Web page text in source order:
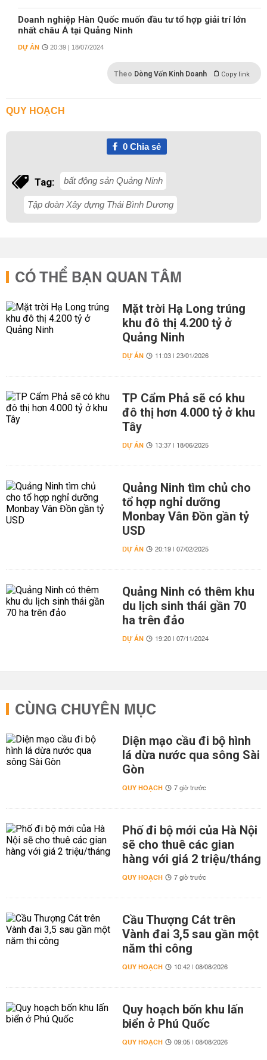
Doanh nghiệp Hàn Quốc muốn đầu tư tổ hợp giải trí lớn
nhất châu Á tại Quảng Ninh
DỰ ÁN 20:39 | 18/07/2024
Theo Dòng Vốn Kinh Doanh Copy link
QUY HOẠCH
0Chia sẻ
Tag: bất động sản Quảng Ninh
Tập đoàn Xây dựng Thái Bình Dương
CÓ THỂ BẠN QUAN TÂM
Mặt trời Hạ Long trúng
khu đô thị 4.200 tỷ ở
Quảng Ninh
DỰ ÁN 11:03 | 23/01/2026
TP Cẩm Phả sẽ có khu
đô thị hơn 4.000 tỷ ở khu
Tây
DỰ ÁN 13:37 | 18/06/2025
Quảng Ninh tìm chủ cho
tổ hợp nghỉ dưỡng
Monbay Vân Đồn gần tỷ
USD
DỰ ÁN 20:19 | 07/02/2025
Quảng Ninh có thêm khu
du lịch sinh thái gần 70
ha trên đảo
DỰ ÁN 19:20 | 07/11/2024
CÙNG CHUYÊN MỤC
Diện mạo cầu đi bộ hình
lá dừa nước qua sông Sài
Gòn
QUY HOẠCH 7 giờ trước
Phố đi bộ mới của Hà Nội
sẽ cho thuê các gian
hàng với giá 2 triệu/tháng
QUY HOẠCH 7 giờ trước
Cầu Thượng Cát trên
Vành đai 3,5 sau gần một
năm thi công
QUY HOẠCH 10:42 | 08/08/2026
Quy hoạch bốn khu lấn
biển ở Phú Quốc
QUY HOẠCH 09:05 | 08/08/2026